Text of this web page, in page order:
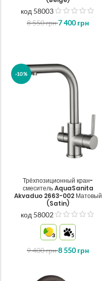
код 58003
8 550грн7 400грн
-10%
Трёхпозиционный кран-
смеситель AquaSanita
Akvaduo 2663-002 Матовый
(Satin)
код 58002
3 5
9 400грн8 550грн